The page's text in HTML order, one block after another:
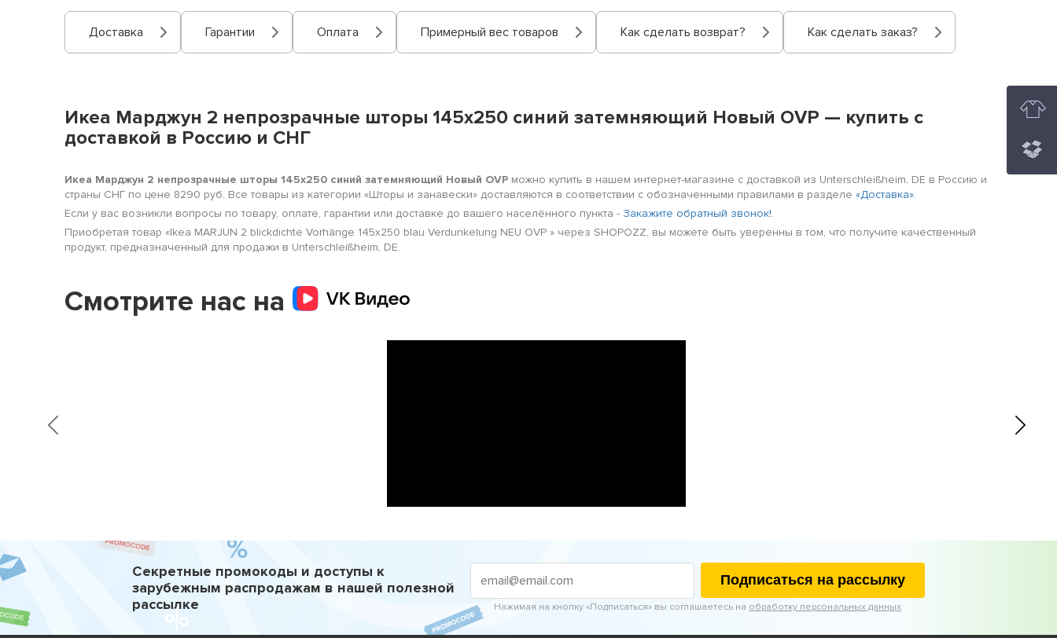
Доставка Гарантии Оплата Примерный вес товаров Как сделать возврат? Как сделать заказ?
Икеа Марджун 2 непрозрачные шторы 145x250 синий затемняющий Новый OVP — купить с
доставкой в Россию и СНГ
Икеа Марджун 2 непрозрачные шторы 145x250 синий затемняющий Новый OVP можно купить в нашем интернет-магазине с доставкой из Unterschleißheim, DE в Россию и
страны СНГ по цене 8290 руб. Все товары из категории «Шторы и занавески» доставляются в соответствии с обозначенными правилами в разделе «Доставка».
Если у вас возникли вопросы по товару, оплате, гарантии или доставке до вашего населённого пункта - Закажите обратный звонок!.
Приобретая товар «Ikea MARJUN 2 blickdichte Vorhänge 145x250 blau Verdunkelung NEU OVP » через SHOPOZZ, вы можете быть уверенны в том, что получите качественный
продукт, предназначенный для продажи в Unterschleißheim, DE.
Смотрите нас на
Секретные промокоды и доступы к
зарубежным распродажам в нашей полезной
рассылке
Подписаться на рассылку
Нажимая на кнопку «Подписаться» вы соглашаетесь на обработку персональных данных